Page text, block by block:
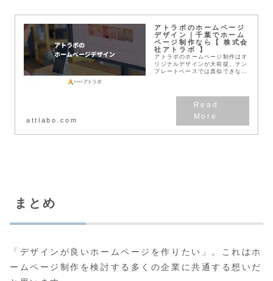
アトラボのホームページ
デザイン｜千葉でホーム
ページ制作なら【 株式会
社アトラボ 】
アトラボのホームページ制作はオ
リジナルデザインが大前提。テン
プレートベースでは真似できな
合わせたトータルデザイ...
attlabo.com
まとめ
「デザインが良いホームページを作りたい」。これはホ
ームページ制作を検討する多くの企業に共通する想いだ